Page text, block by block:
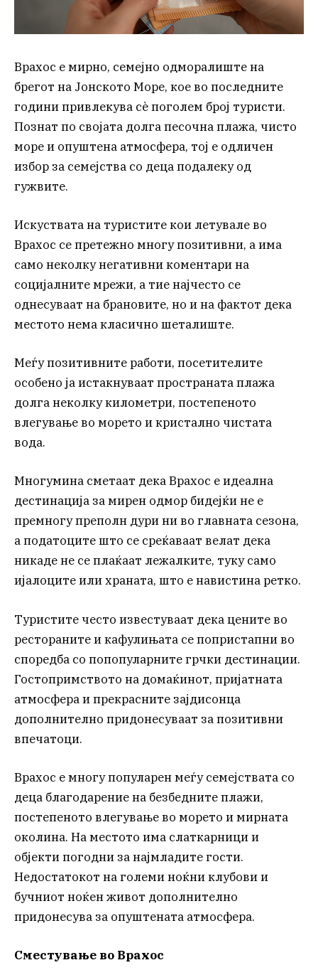
Врахос е мирно, семејно одморалиште на
брегот на Јонското Море, кое во последните
години привлекува сè поголем број туристи.
Познат по својата долга песочна плажа, чисто
море и опуштена атмосфера, тој е одличен
избор за семејства со деца подалеку од
гужвите.
Искуствата на туристите кои летувале во
Врахос се претежно многу позитивни, а има
само неколку негативни коментари на
социјалните мрежи, а тие најчесто се
однесуваат на брановите, но и на фактот дека
местото нема класично шеталиште.
Меѓу позитивните работи, посетителите
особено ја истакнуваат пространата плажа
долга неколку километри, постепеното
влегување во морето и кристално чистата
вода.
Многумина сметаат дека Врахос е идеална
дестинација за мирен одмор бидејќи не е
премногу преполн дури ни во главната сезона,
а податоците што се среќаваат велат дека
никаде не се плаќаат лежалките, туку само
ијалоците или храната, што е навистина ретко.
Туристите често известуваат дека цените во
рестораните и кафулињата се попристапни во
споредба со попопуларните грчки дестинации.
Гостопримството на домаќинот, пријатната
атмосфера и прекрасните зајдисонца
дополнително придонесуваат за позитивни
впечатоци.
Врахос е многу популарен меѓу семејствата со
деца благодарение на безбедните плажи,
постепеното влегување во морето и мирната
околина. На местото има слаткарници и
објекти погодни за најмладите гости.
Недостатокот на големи ноќни клубови и
бучниот ноќен живот дополнително
придонесува за опуштената атмосфера.
Сместување во Врахос